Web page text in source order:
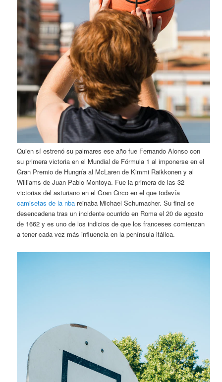
Quien sí estrenó su palmares ese año fue Fernando Alonso con
su primera victoria en el Mundial de Fórmula 1 al imponerse en el
Gran Premio de Hungría al McLaren de Kimmi Raikkonen y al
Williams de Juan Pablo Montoya. Fue la primera de las 32
victorias del asturiano en el Gran Circo en el que todavía
camisetas de la nba reinaba Michael Schumacher. Su final se
desencadena tras un incidente ocurrido en Roma el 20 de agosto
de 1662 y es uno de los indicios de que los franceses comienzan
a tener cada vez más influencia en la península itálica.